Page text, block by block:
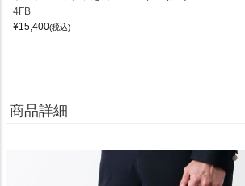
4FB
¥15,400(税込)
商品詳細